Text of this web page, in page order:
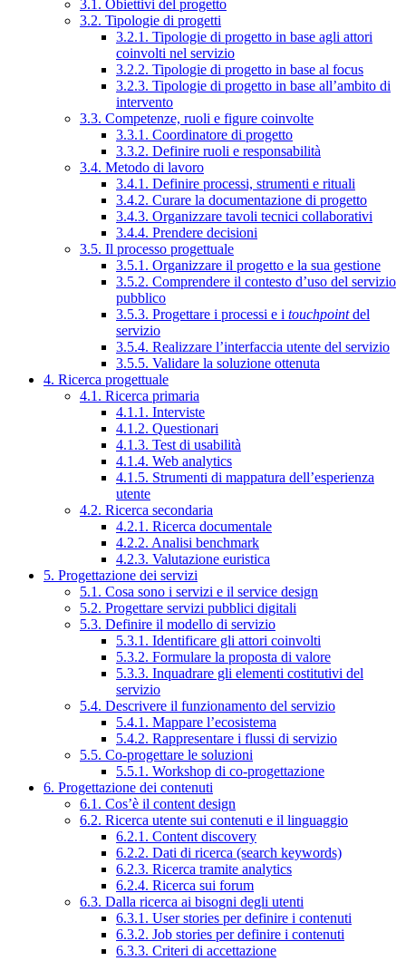
3.1. Obiettivi del progetto
3.2. Tipologie di progetti
3.2.1. Tipologie di progetto in base agli attori
coinvolti nel servizio
3.2.2. Tipologie di progetto in base al focus
3.2.3. Tipologie di progetto in base all’ambito di
intervento
3.3. Competenze, ruoli e figure coinvolte
3.3.1. Coordinatore di progetto
3.3.2. Definire ruoli e responsabilità
3.4. Metodo di lavoro
3.4.1. Definire processi, strumenti e rituali
3.4.2. Curare la documentazione di progetto
3.4.3. Organizzare tavoli tecnici collaborativi
3.4.4. Prendere decisioni
3.5. Il processo progettuale
3.5.1. Organizzare il progetto e la sua gestione
3.5.2. Comprendere il contesto d’uso del servizio
pubblico
3.5.3. Progettare i processi e i touchpointdel
servizio
3.5.4. Realizzare l’interfaccia utente del servizio
3.5.5. Validare la soluzione ottenuta
4. Ricerca progettuale
4.1. Ricerca primaria
4.1.1. Interviste
4.1.2. Questionari
4.1.3. Test di usabilità
4.1.4. Web analytics
4.1.5. Strumenti di mappatura dell’esperienza
utente
4.2. Ricerca secondaria
4.2.1. Ricerca documentale
4.2.2. Analisi benchmark
4.2.3. Valutazione euristica
5. Progettazione dei servizi
5.1. Cosa sono i servizi e il service design
5.2. Progettare servizi pubblici digitali
5.3. Definire il modello di servizio
5.3.1. Identificare gli attori coinvolti
5.3.2. Formulare la proposta di valore
5.3.3. Inquadrare gli elementi costitutivi del
servizio
5.4. Descrivere il funzionamento del servizio
5.4.1. Mappare l’ecosistema
5.4.2. Rappresentare i flussi di servizio
5.5. Co-progettare le soluzioni
5.5.1. Workshop di co-progettazione
6. Progettazione dei contenuti
6.1. Cos’è il content design
6.2. Ricerca utente sui contenuti e il linguaggio
6.2.1. Content discovery
6.2.2. Dati di ricerca (search keywords)
6.2.3. Ricerca tramite analytics
6.2.4. Ricerca sui forum
6.3. Dalla ricerca ai bisogni degli utenti
6.3.1. User stories per definire i contenuti
6.3.2. Job stories per definire i contenuti
6.3.3. Criteri di accettazione